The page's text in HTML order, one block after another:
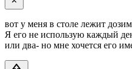
вот у меня в столе лежит
Я его не использую каждый
или два- но мне хочется его